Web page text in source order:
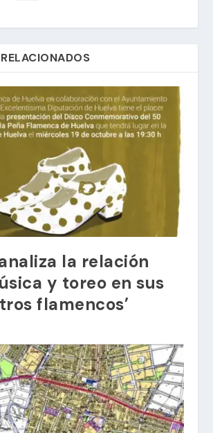
la relación
y toreo en sus
flamencos’